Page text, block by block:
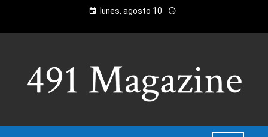
lunes, agosto 10